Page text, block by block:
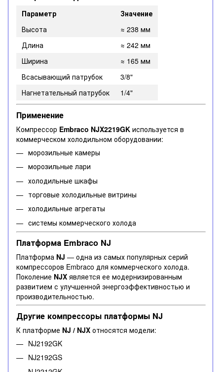
Параметр
Значение
Высота
≈ 238 мм
Длина
≈ 242 мм
Ширина
≈ 165 мм
Всасывающий патрубок
3/8"
Нагнетательный патрубок
1/4"
Применение
Компрессор Embraco NJX2219GK используется в
коммерческом холодильном оборудовании:
морозильные камеры
морозильные лари
холодильные шкафы
торговые холодильные витрины
холодильные агрегаты
системы коммерческого холода
Платформа Embraco NJ
Платформа NJ — одна из самых популярных серий
компрессоров Embraco для коммерческого холода.
Поколение NJX является ее модернизированным
развитием с улучшенной энергоэффективностью и
производительностью.
Другие компрессоры платформы NJ
К платформе NJ / NJX относятся модели:
NJ2192GK
NJ2192GS